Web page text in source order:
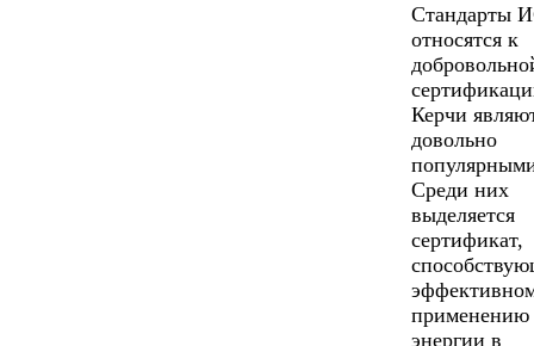
Стандарты
относятся к
Керчи
довольно
Среди них
выделяется
сертификат,
применению
энергии в